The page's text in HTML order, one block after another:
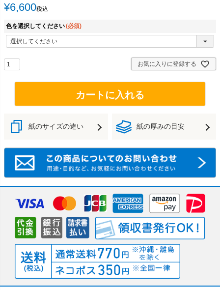
¥6,600税込
色を選択してください(必須)
お気に入りに登録する
カートに入れる
紙のサイズの違い 紙の厚みの目安